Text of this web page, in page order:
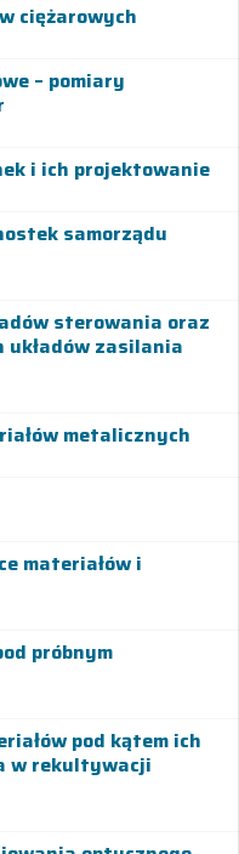
ciężarowych
– pomiary
i ich projektowanie
samorządu
sterowania oraz
zasilania
metalicznych
materiałów i
próbnym
pod kątem ich
w rekultywacji